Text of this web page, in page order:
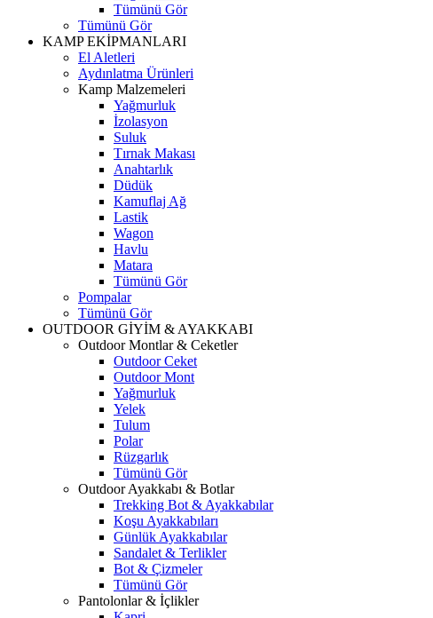
Tümünü Gör
Tümünü Gör
KAMP EKİPMANLARI
El Aletleri
Aydınlatma Ürünleri
Kamp Malzemeleri
Yağmurluk
İzolasyon
Suluk
Tırnak Makası
Anahtarlık
Düdük
Kamuflaj Ağ
Lastik
Wagon
Havlu
Matara
Tümünü Gör
Pompalar
Tümünü Gör
OUTDOOR GİYİM & AYAKKABI
Outdoor Montlar & Ceketler
Outdoor Ceket
Outdoor Mont
Yağmurluk
Yelek
Tulum
Polar
Rüzgarlık
Tümünü Gör
Outdoor Ayakkabı & Botlar
Trekking Bot & Ayakkabılar
Koşu Ayakkabıları
Günlük Ayakkabılar
Sandalet & Terlikler
Bot & Çizmeler
Tümünü Gör
Pantolonlar & İçlikler